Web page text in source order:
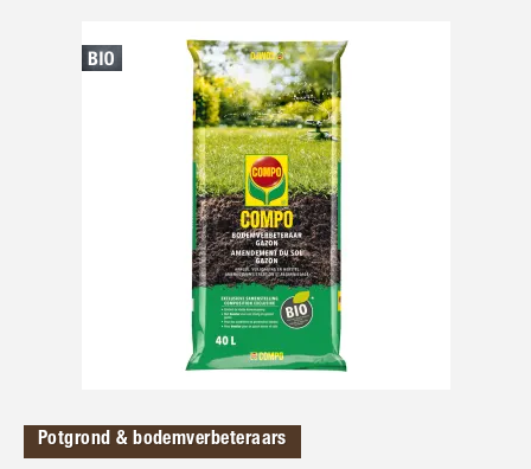
Potgrond & bodemverbeteraars